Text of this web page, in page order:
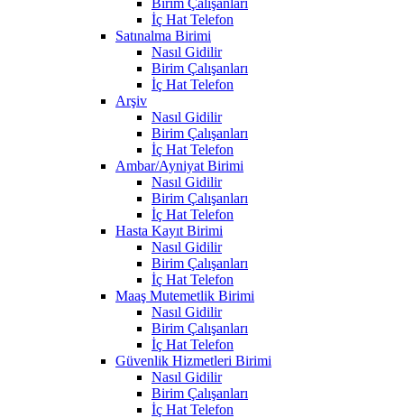
İç Hat Telefon
Satınalma Birimi
Nasıl Gidilir
Birim Çalışanları
İç Hat Telefon
Arşiv
Nasıl Gidilir
Birim Çalışanları
İç Hat Telefon
Ambar/Ayniyat Birimi
Nasıl Gidilir
Birim Çalışanları
İç Hat Telefon
Hasta Kayıt Birimi
Nasıl Gidilir
Birim Çalışanları
İç Hat Telefon
Maaş Mutemetlik Birimi
Nasıl Gidilir
Birim Çalışanları
İç Hat Telefon
Güvenlik Hizmetleri Birimi
Nasıl Gidilir
Birim Çalışanları
İç Hat Telefon